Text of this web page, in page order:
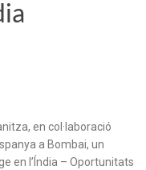
en col·laboració
a Bombai, un
en l’Índia – Oportunitats